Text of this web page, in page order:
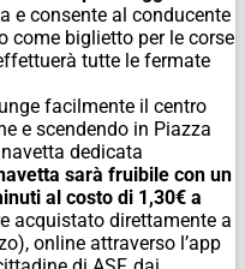
e consente al conducente
come biglietto per le corse
tutte le fermate
facilmente il centro
e scendendo in Piazza
dedicata
sarà fruibile con un
al costo di 1,30€ a
acquistato direttamente a
online attraverso l’app